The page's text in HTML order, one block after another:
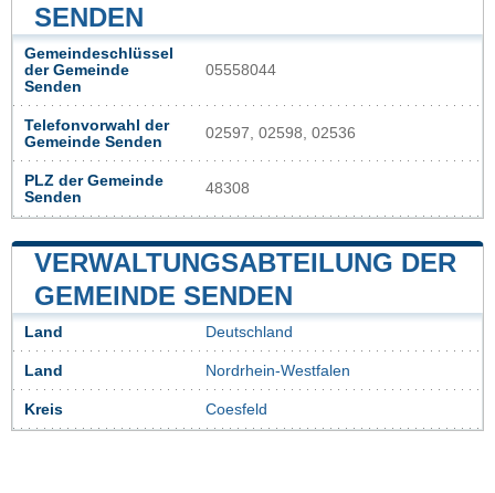
SENDEN
Gemeindeschlüssel
der Gemeinde
Senden
05558044
Telefonvorwahl der
Gemeinde Senden
02597, 02598, 02536
PLZ der Gemeinde
Senden
48308
VERWALTUNGSABTEILUNG DER
GEMEINDE SENDEN
Land Deutschland
Land Nordrhein-Westfalen
Kreis Coesfeld